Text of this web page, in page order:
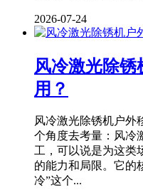
2026-07-24
风冷激光除
用？
风冷激光除锈机户外
个角度去考量：风冷
工，可以说是为这类
的能力和局限。它的
冷”这个...